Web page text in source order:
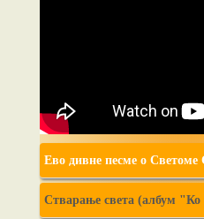
Ево дивне песме о Светоме
Стварање света (албум